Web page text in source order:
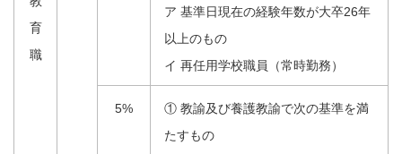
育
職
ア 基準日現在の経験年数が大卒26年
以上のもの
イ 再任用学校職員（常時勤務）
5%
① 教諭及び養護教諭で次の基準を満
たすもの